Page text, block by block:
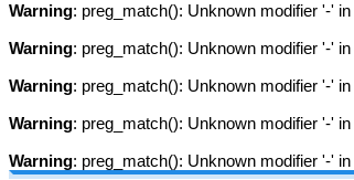
Warning: preg_match(): Unknown modifier '-' in
Warning: preg_match(): Unknown modifier '-' in
Warning: preg_match(): Unknown modifier '-' in
Warning: preg_match(): Unknown modifier '-' in
Warning: preg_match(): Unknown modifier '-' in